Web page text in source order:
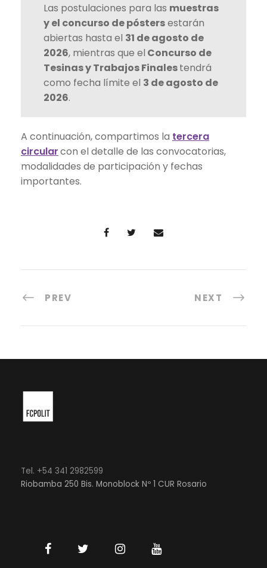
Las postulaciones para las muestras
y el concurso de póstersestarán
abiertas hasta el 31 de agosto de
2026, mientras que el Concurso de
Tesinas y Trabajos Finalestendrá
como fecha límite el 3 de agosto de
2026.
A continuación, compartimos la tercera
circularcon el detalle de las convocatorias,
modalidades de participación y fechas
importantes.
PREV NEXT
Tel. +54 341 2982599
Riobamba 250 Bis. Monoblock Nº 1 CUR Rosario